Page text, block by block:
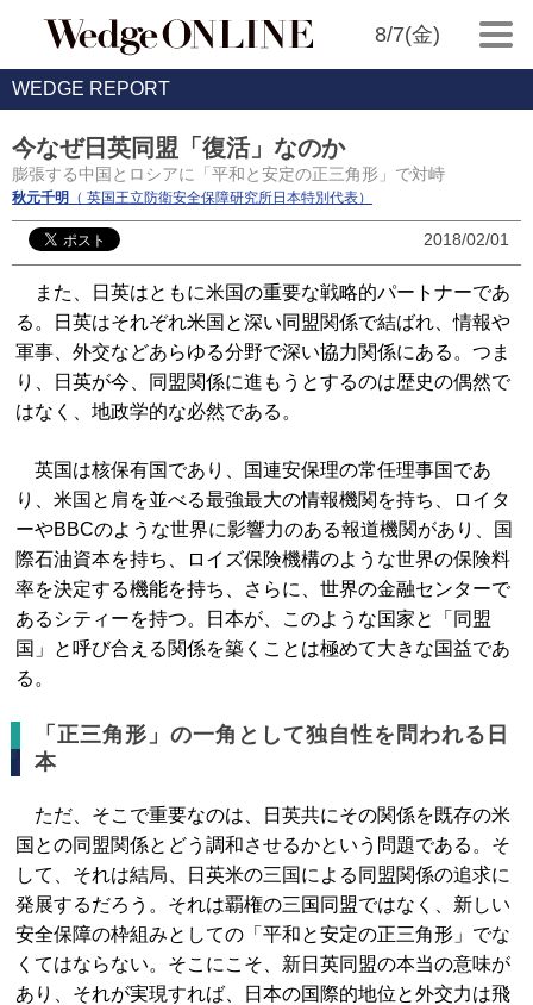
8/7(金)
WEDGE REPORT
今なぜ日英同盟「復活」なのか
膨張する中国とロシアに「平和と安定の正三角形」で対峙
秋元千明 （ 英国王立防衛安全保障研究所日本特別代表）
2018/02/01
また、日英はともに米国の重要な戦略的パートナーであ
る。日英はそれぞれ米国と深い同盟関係で結ばれ、情報や
軍事、外交などあらゆる分野で深い協力関係にある。つま
り、日英が今、同盟関係に進もうとするのは歴史の偶然で
はなく、地政学的な必然である。
英国は核保有国であり、国連安保理の常任理事国であ
り、米国と肩を並べる最強最大の情報機関を持ち、ロイタ
ーやBBCのような世界に影響力のある報道機関があり、国
際石油資本を持ち、ロイズ保険機構のような世界の保険料
率を決定する機能を持ち、さらに、世界の金融センターで
あるシティーを持つ。日本が、このような国家と「同盟
国」と呼び合える関係を築くことは極めて大きな国益であ
る。
「正三角形」の一角として独自性を問われる日
本
ただ、そこで重要なのは、日英共にその関係を既存の米
国との同盟関係とどう調和させるかという問題である。そ
して、それは結局、日英米の三国による同盟関係の追求に
発展するだろう。それは覇権の三国同盟ではなく、新しい
安全保障の枠組みとしての「平和と安定の正三角形」でな
くてはならない。そこにこそ、新日英同盟の本当の意味が
あり、それが実現すれば、日本の国際的地位と外交力は飛